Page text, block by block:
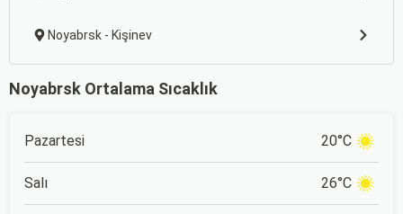
Noyabrsk - Kişinev
Noyabrsk Ortalama Sıcaklık
Pazartesi 20°C
Salı 26°C